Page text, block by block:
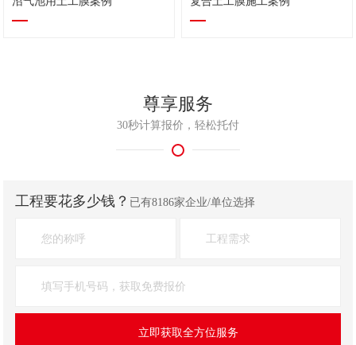
尊享服务
30秒计算报价，轻松托付
工程要花多少钱？ 已有8186家企业/单位选择
立即获取全方位服务